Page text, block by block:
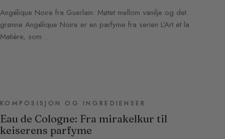
Angélique Noire fra Guerlain: Møtet mellom vanilje og det
grønne Angélique Noire er en parfyme fra serien L’Art et la
Matière, som…
KOMPOSISJON OG INGREDIENSER
Eau de Cologne: Fra mirakelkur til
keiserens parfyme